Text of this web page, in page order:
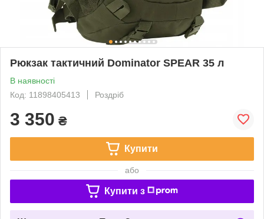
Рюкзак тактичний Dominator SPEAR 35 л
В наявності
Код: 11898405413
Роздріб
3 350 ₴
Купити
або
Купити з